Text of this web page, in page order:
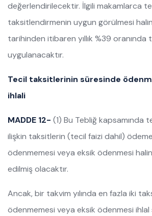
değerlendirilecektir. İlgili makamlarca
taksitlendirmenin uygun görülmesi
tarihinden itibaren yıllık %39 oranında
uygulanacaktır.
Tecil taksitlerinin süresinde
ihlali
MADDE 12- (1) Bu Tebliğ kapsamında
ilişkin taksitlerin (tecil faizi dahil)
ödenmemesi veya eksik ödenmesi
edilmiş olacaktır.
Ancak, bir takvim yılında en fazla iki
ödenmemesi veya eksik ödenmesi ihlal